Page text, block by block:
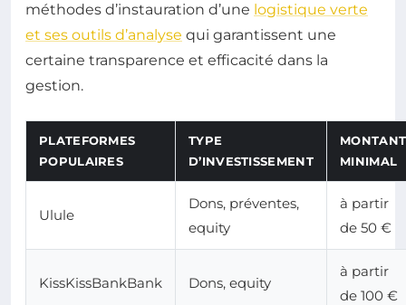
méthodes d’instauration d’une logistique verte
et ses outils d’analyse qui garantissent une
certaine transparence et efficacité dans la
gestion.
PLATEFORMES
POPULAIRES
TYPE
D’INVESTISSEMENT
MONTANT
MINIMAL
Ulule
Dons, préventes,
equity
à partir
de 50 €
KissKissBankBank Dons, equity
à partir
de 100 €